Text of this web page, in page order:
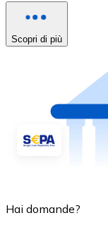
Scopri di più
Hai domande?